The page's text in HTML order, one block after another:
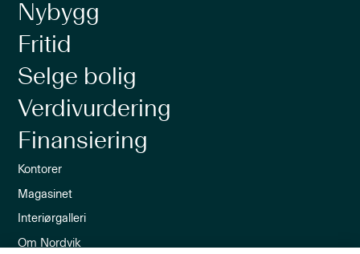
Nybygg
Fritid
Selge bolig
Verdivurdering
Finansiering
Kontorer
Magasinet
Interiørgalleri
Om Nordvik